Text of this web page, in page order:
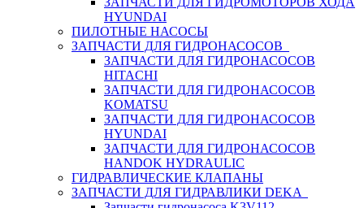
HYUNDAI
ПИЛОТНЫЕ НАСОСЫ
ЗАПЧАСТИ ДЛЯ ГИДРОНАСОСОВ
ЗАПЧАСТИ ДЛЯ ГИДРОНАСОСОВ
HITACHI
ЗАПЧАСТИ ДЛЯ ГИДРОНАСОСОВ
KOMATSU
ЗАПЧАСТИ ДЛЯ ГИДРОНАСОСОВ
HYUNDAI
ЗАПЧАСТИ ДЛЯ ГИДРОНАСОСОВ
HANDOK HYDRAULIC
ГИДРАВЛИЧЕСКИЕ КЛАПАНЫ
ЗАПЧАСТИ ДЛЯ ГИДРАВЛИКИ DEKA